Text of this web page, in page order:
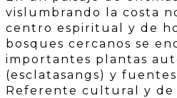
vislumbrando la costa
centro espiritual y de
bosques cercanos se
importantes plantas
(esclatasangs) y
Referente cultural y de